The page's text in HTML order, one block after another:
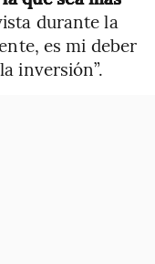
durante la
es mi deber
inversión”.